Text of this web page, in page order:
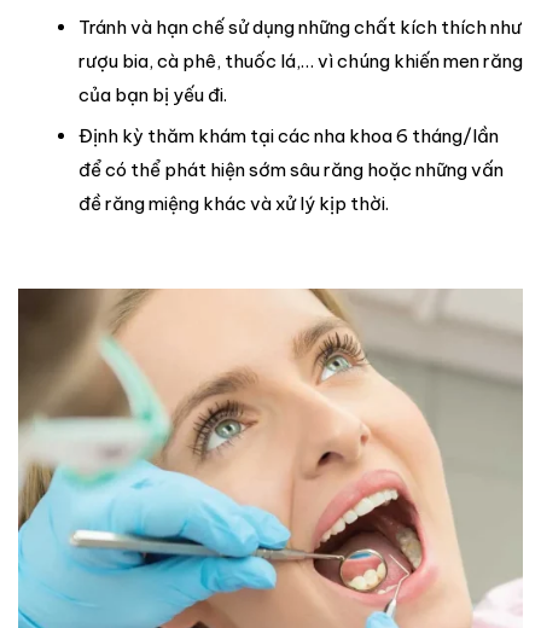
Tránh và hạn chế sử dụng những chất kích thích như
rượu bia, cà phê, thuốc lá,… vì chúng khiến men răng
của bạn bị yếu đi.
Định kỳ thăm khám tại các nha khoa 6 tháng/lần
để có thể phát hiện sớm sâu răng hoặc những vấn
đề răng miệng khác và xử lý kịp thời.